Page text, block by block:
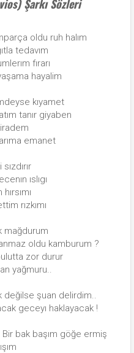
Şarkı Sözleri
oldu ruh halım
tedavım
fırarı
hayalim
kıyamet
tanır giyaben
emanet
ıslıgı
rızkımı
mağdurum
oldu kamburum ?
zor durur
yağmuru..
şuan delirdim..
geceyı haklayacak !
Bir bak başım göğe ermiş